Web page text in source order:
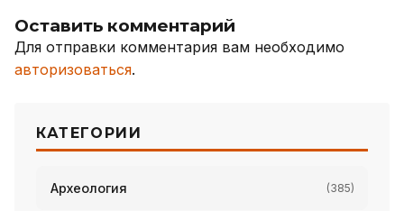
Оставить комментарий
Для отправки комментария вам необходимо
авторизоваться.
КАТЕГОРИИ
Археология (385)